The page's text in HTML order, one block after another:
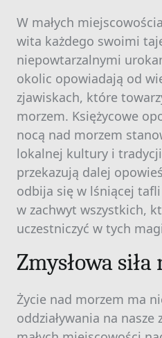
W małych
wita każdego swoimi
niepowtarzalnymi
okolic opowiadają od
zjawiskach, które
morzem. Księżycowe
nocą nad morzem
lokalnej kultury i
przekazują dalej
odbija się w lśniącej
w zachwyt wszystkich,
uczestniczyć w tych
Zmysłowa
Życie nad morzem ma
oddziaływania na nasze